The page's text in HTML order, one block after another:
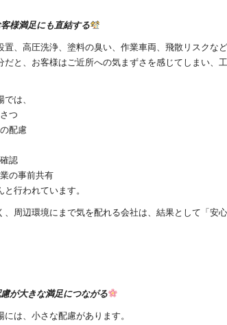
様満足にも直結する
置、高圧洗浄、塗料の臭い、作業車両、飛散リスクな
だと、お客様はご近所への気まずさを感じてしまい、
は、
つ
配慮
認
の事前共有
行われています。
、周辺環境にまで気を配れる会社は、結果として「安
が大きな満足につながる
は、小さな配慮があります。